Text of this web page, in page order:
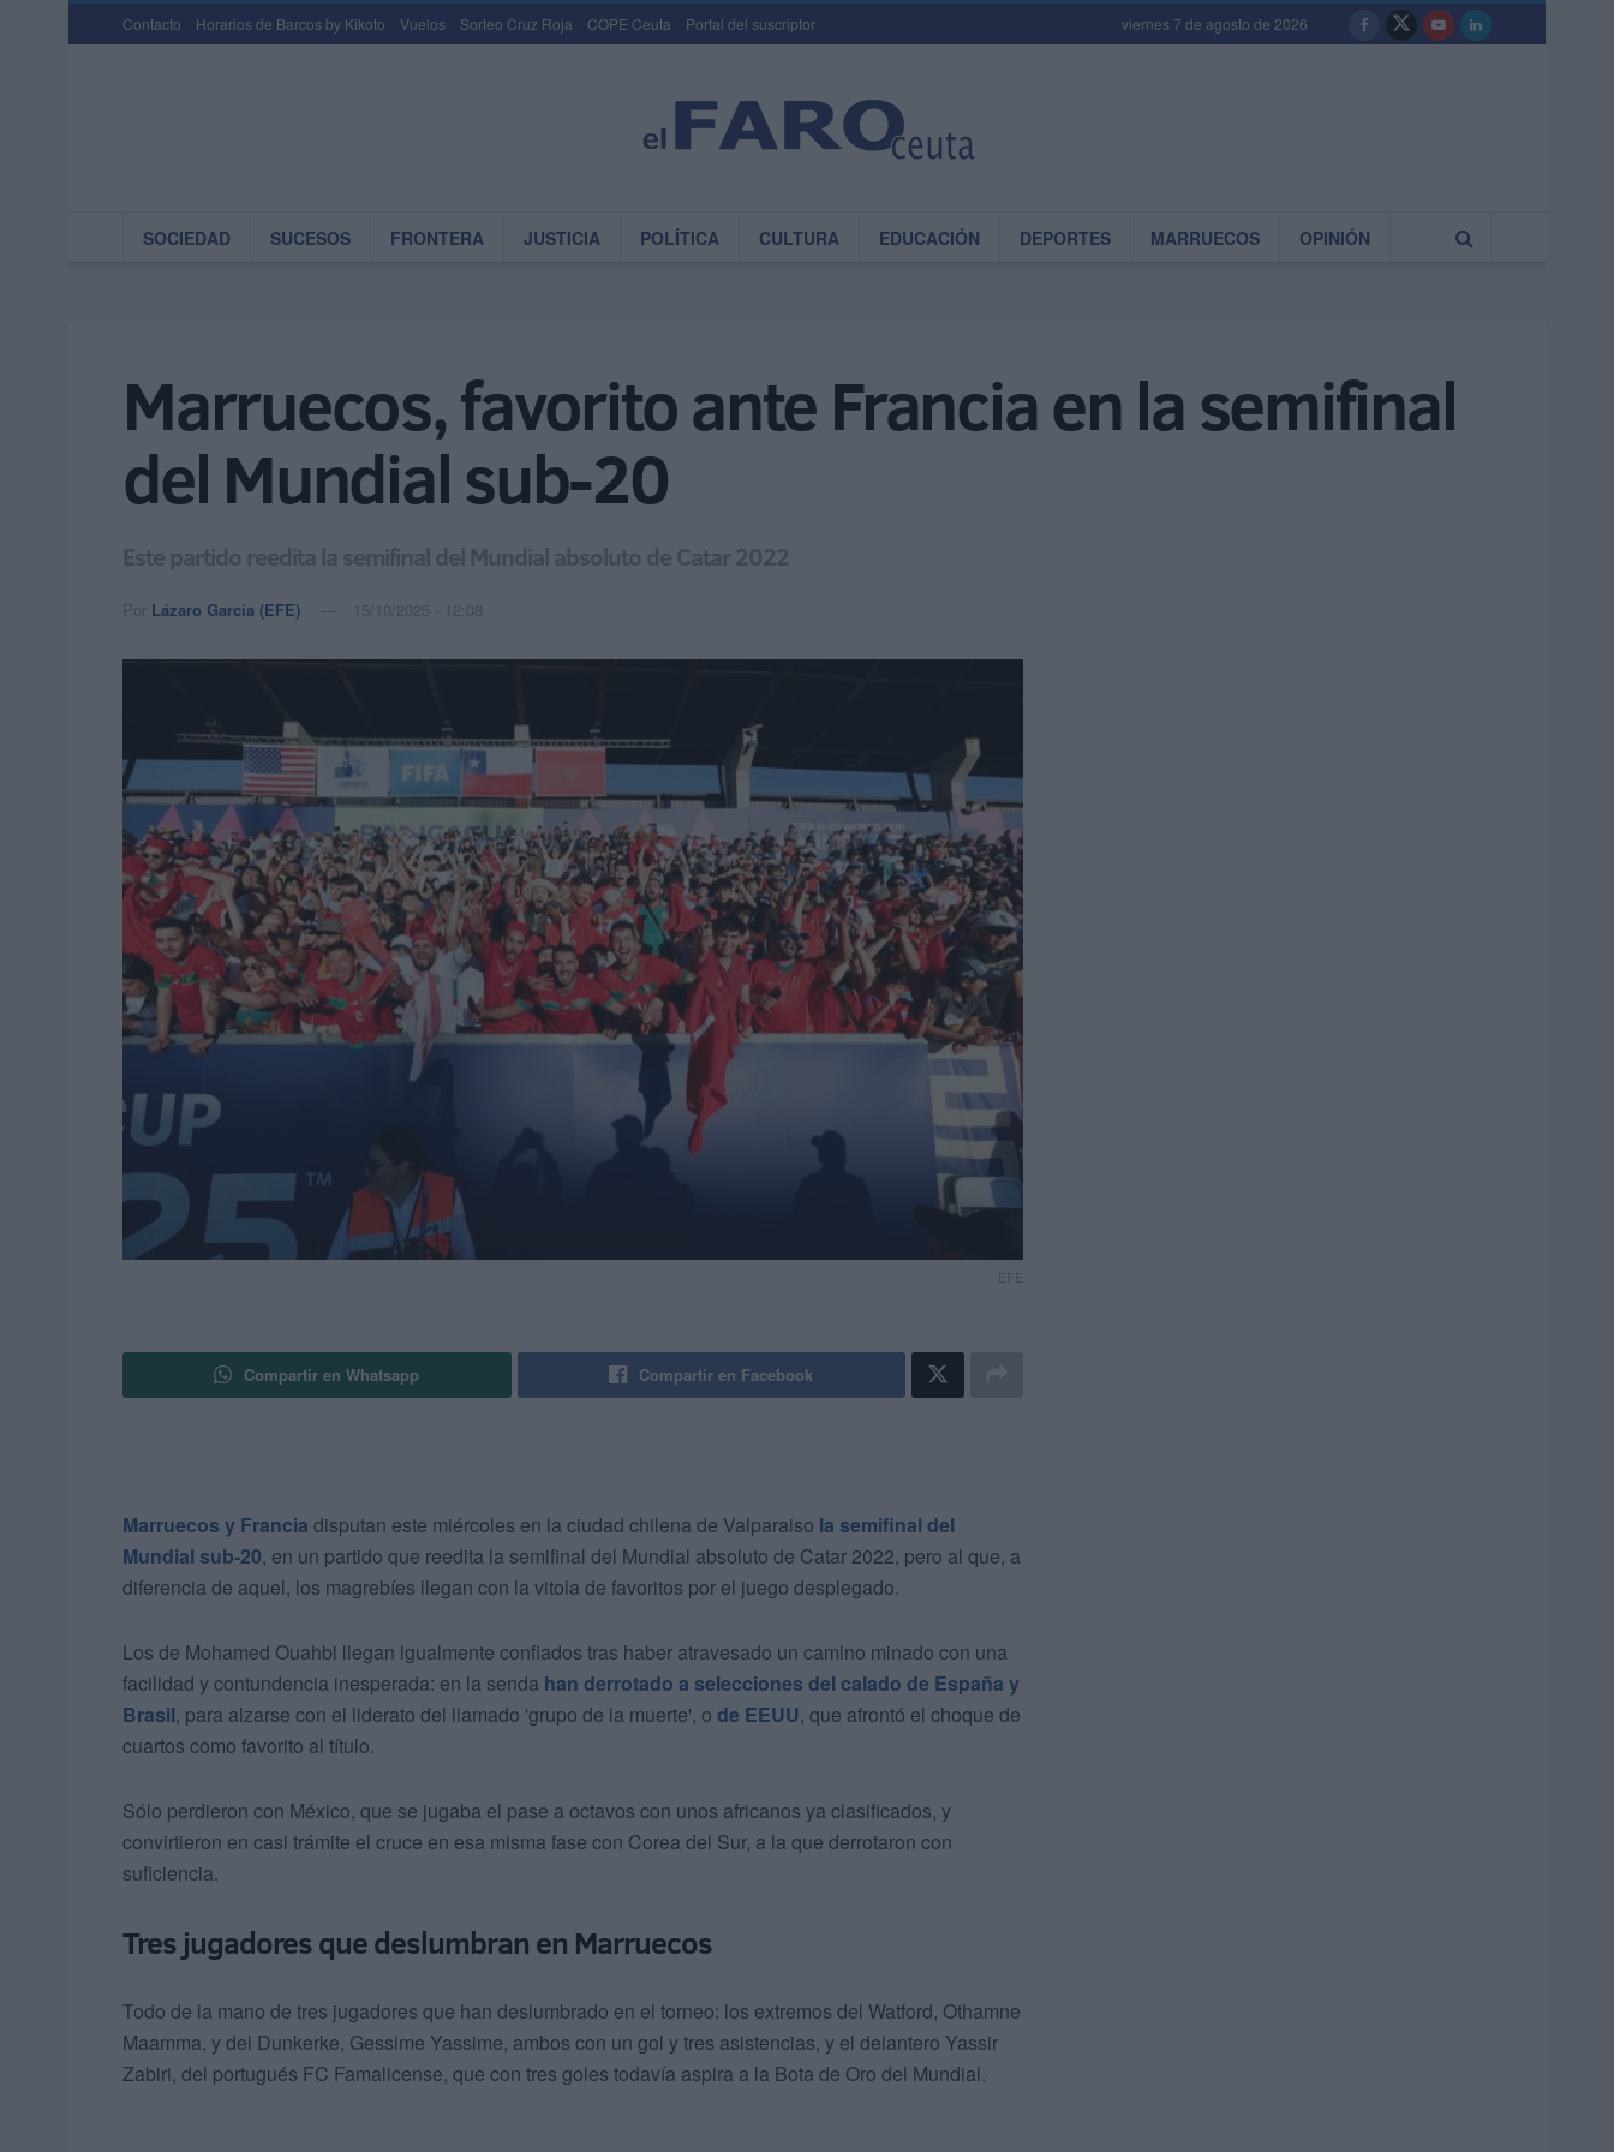
Contacto Horarios de Barcos by Kikoto Vuelos Sorteo Cruz Roja COPE Ceuta Portal del suscriptor viernes 7 de agosto de 2026
SOCIEDAD SUCESOS FRONTERA JUSTICIA POLÍTICA CULTURA EDUCACIÓN DEPORTES MARRUECOS OPINIÓN
Marruecos, favorito ante Francia en la semifinal
del Mundial sub-20
Este partido reedita la semifinal del Mundial absoluto de Catar 2022
Por Lázaro García (EFE) 15/10/2025 - 12:08
EFE
Compartir en Whatsapp Compartir en Facebook
Marruecos y Francia disputan este miércoles en la ciudad chilena de Valparaiso la semifinal del
Mundial sub-20, en un partido que reedita la semifinal del Mundial absoluto de Catar 2022, pero al que, a
diferencia de aquel, los magrebíes llegan con la vitola de favoritos por el juego desplegado.
Los de Mohamed Ouahbi llegan igualmente confiados tras haber atravesado un camino minado con una
facilidad y contundencia inesperada: en la senda han derrotado a selecciones del calado de España y
Brasil, para alzarse con el liderato del llamado 'grupo de la muerte', o de EEUU, que afrontó el choque de
cuartos como favorito al título.
Sólo perdieron con México, que se jugaba el pase a octavos con unos africanos ya clasificados, y
convirtieron en casi trámite el cruce en esa misma fase con Corea del Sur, a la que derrotaron con
suficiencia.
Tres jugadores que deslumbran en Marruecos
Todo de la mano de tres jugadores que han deslumbrado en el torneo: los extremos del Watford, Othamne
Maamma, y del Dunkerke, Gessime Yassime, ambos con un gol y tres asistencias, y el delantero Yassir
Zabiri, del portugués FC Famalicense, que con tres goles todavía aspira a la Bota de Oro del Mundial.